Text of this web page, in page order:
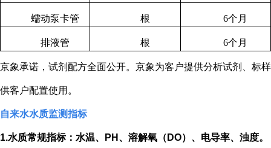
蠕动泵卡管 根 6个月
排液管 根 6个月
京象承诺，试剂配方全面公开。京象为客户提供分析试剂、标样
供客户配置使用。
自来水水质监测指标
1.水质常规指标：水温、 PH 、溶解氧（ DO）、电导率、浊度。